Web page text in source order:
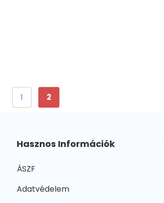
1 2
Hasznos Információk
ÁSZF
Adatvédelem